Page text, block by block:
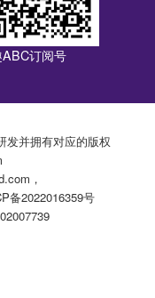
ABC订阅号
发并拥有对应的版权
，
备2022016359号